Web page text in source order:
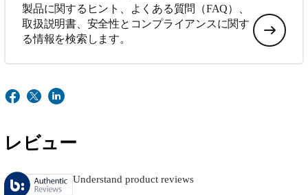
製品に関するヒント、よくある質問（FAQ）、
取扱説明書、安全性とコンプライアンスに関す
る情報を検索します。
レビュー
Understand product reviews